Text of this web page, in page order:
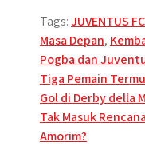
Tags:JUVENTUS
Masa Depan,
Pogba dan
Post
Tiga Pemain
Gol di Derby della
Tak Masuk
Amorim?